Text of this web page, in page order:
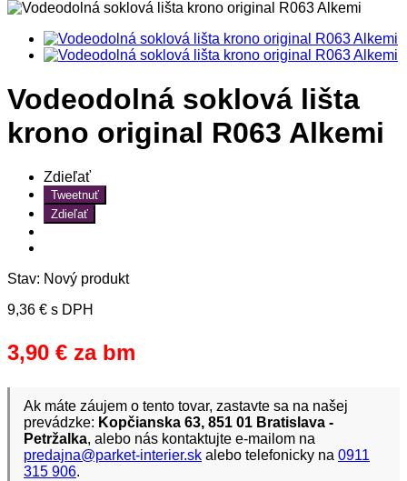
Vodeodolná soklová lišta
krono original R063 Alkemi
Zdieľať
Tweetnuť
Zdieľať
Stav: Nový produkt
9,36 € s DPH
3,90 € za bm
Ak máte záujem o tento tovar, zastavte sa na našej
prevádzke: Kopčianska 63, 851 01 Bratislava -
Petržalka, alebo nás kontaktujte e-mailom na
predajna@parket-interier.sk alebo telefonicky na 0911
315 906.